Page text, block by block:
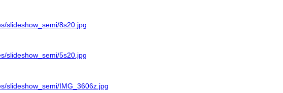
slideshow_semi/8s20.jpg
slideshow_semi/5s20.jpg
slideshow_semi/IMG_3606z.jpg